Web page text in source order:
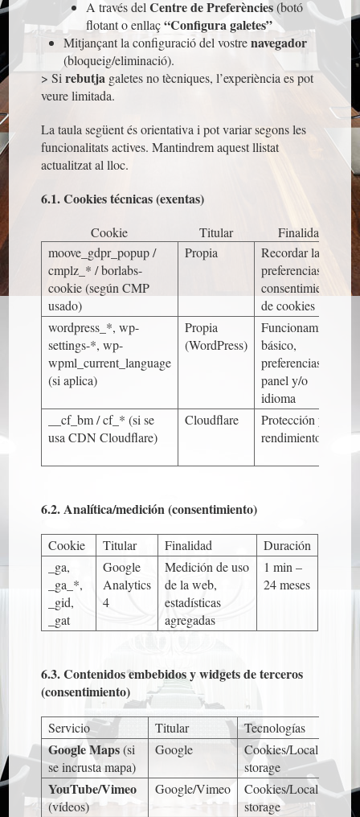
A través delCentre de Preferències(botó
flotant o enllaç“Configura galetes”
Mitjançant la configuració del vostrenavegador
(bloqueig/eliminació).
> Sirebutja galetes no tècniques, l’experiència es pot
veure limitada.
La taula següent és orientativa i pot variar segons les
funcionalitats actives. Mantindrem aquest llistat
actualitzat al lloc.
6.1. Cookies técnicas (exentas)
Cookie Titular Finalidad
moove_gdpr_popup/
cmplz_* /borlabs-
cookie(según CMP
usado)
Propia
Recordar las
preferencias del
consentimiento
de cookies
wordpress_*,wp-
settings-*,wp-
wpml_current_language
(si aplica)
Propia
(WordPress)
Funcionamiento
básico,
preferencias del
panel y/o
idioma
__cf_bm/cf_* (si se
usa CDN Cloudflare)
Cloudflare
Protección y
rendimiento
6.2. Analítica/medición (consentimiento)
Cookie Titular Finalidad
Duración
_ga,
_ga_*,
_gid,
_gat
Google
Analytics
4
Medición de uso
de la web,
estadísticas
agregadas
1 min –
24 meses
6.3. Contenidos embebidos y widgets de terceros
(consentimiento)
Servicio Titular Tecnologías
Google Maps(si
se incrusta mapa)
Google
Cookies/Local
storage
de
YouTube/Vimeo
(vídeos)
Google/Vimeo
Cookies/Local
storage
de